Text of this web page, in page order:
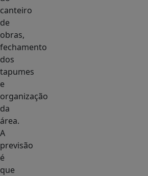
canteiro
de
obras,
fechamento
dos
tapumes
e
organização
da
área.
A
previsão
é
que